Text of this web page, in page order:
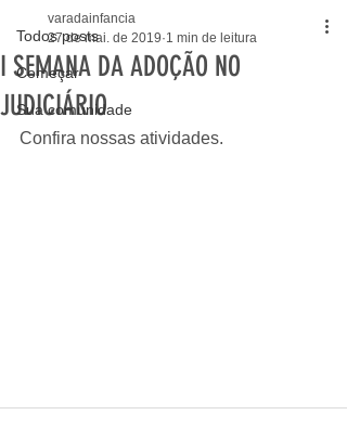
Todos posts
Começar
Sua comunidade
I SEMANA DA ADOÇÃO NO
JUDICIÁRIO
varadainfancia
27 de mai. de 2019 1 min de leitura
Confira nossas atividades.